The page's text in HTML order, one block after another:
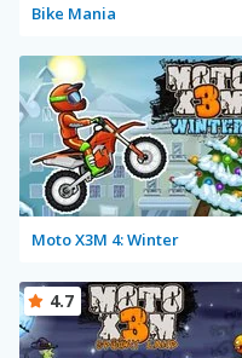
Bike Mania
Moto X3M 4: Winter
4.7